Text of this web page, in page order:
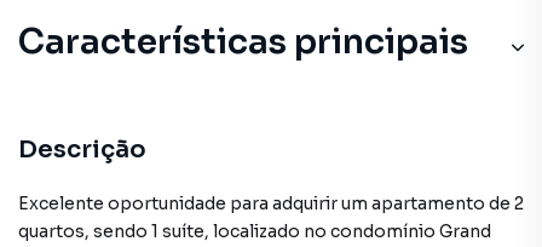
Características principais
Descrição
Excelente oportunidade para adquirir um apartamento de 2
quartos, sendo 1 suíte, localizado no condomínio Grand